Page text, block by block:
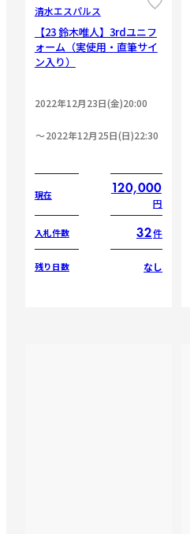
清水エスパルス
【23 鈴木唯人】3rdユニフ
ォーム（実使用・直筆サイ
ン入り）
2022年12月23日(金)20:00
2022年12月25日(日)22:30
現在 120,000
円
入札件数 32件
残り日数 なし